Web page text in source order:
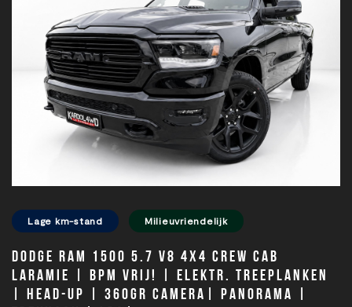
Lage km-stand Milieuvriendelijk
Dodge Ram 1500 5.7 V8 4x4 Crew Cab
Laramie | BPM VRIJ! | Elektr. treeplanken
| Head-up | 360gr camera| Panorama |